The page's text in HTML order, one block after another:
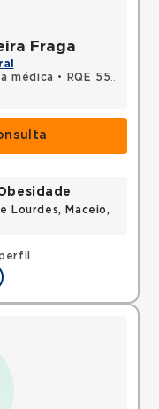
Fraga
médica •
RQE 5571 - Cardiologia
Lourdes, Maceio,